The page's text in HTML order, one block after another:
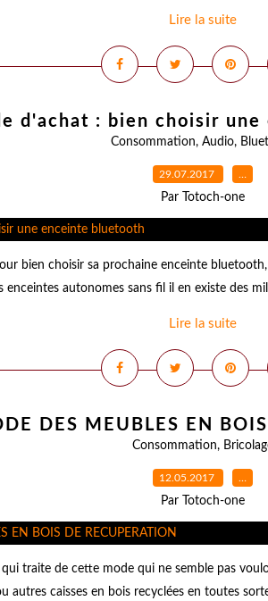
Lire la suite
d'achat : bien choisir
Consommation, Audio,
29.07.2017 …
Par Totoch-one
bien choisir sa prochaine enceinte
enceintes autonomes sans fil il en existe des
Lire la suite
DES MEUBLES EN
Consommation,
12.05.2017 …
Par Totoch-one
traite de cette mode qui ne semble pas
autres caisses en bois recyclées en toutes